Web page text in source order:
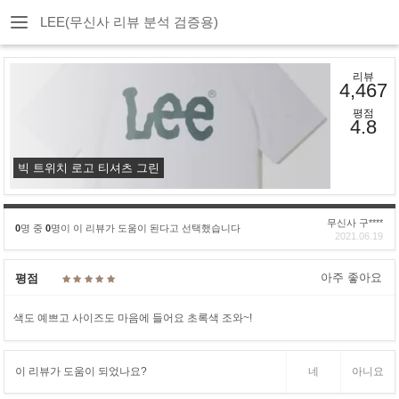
LEE(무신사 리뷰 분석 검증용)
빅 트위치 로고 티셔츠 그린
리뷰
4,467
평점
4.8
0명 중 0명이 이 리뷰가 도움이 된다고 선택했습니다
무신사 구****
2021.06.19
평점 아주 좋아요
색도 예쁘고 사이즈도 마음에 들어요 초록색 조와~!
이 리뷰가 도움이 되었나요? 네 아니요